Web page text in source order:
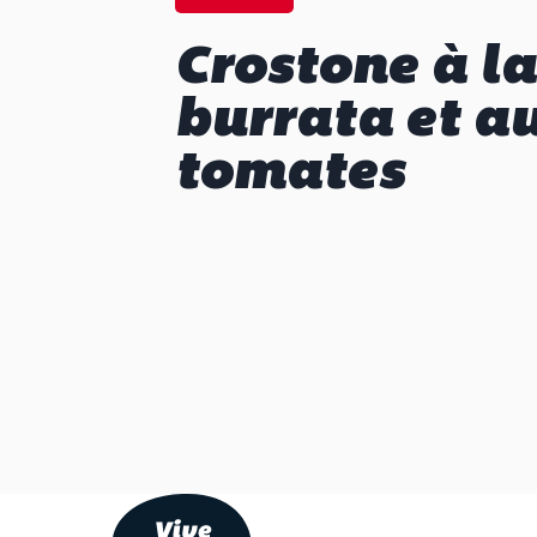
Crostone à la
burrata et
tomates